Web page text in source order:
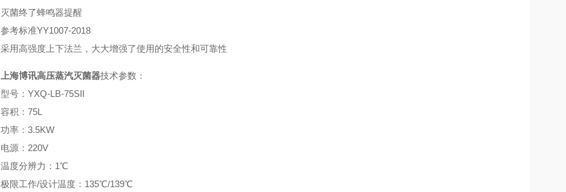
灭菌终了蜂鸣器提醒
参考标准YY1007-2018
采用高强度上下法兰，大大增强了使用的安全性和可靠性
上海博讯高压蒸汽灭菌器技术参数：
型号：YXQ-LB-75SII
容积：75L
功率：3.5KW
电源：220V
温度分辨力：1℃
极限工作/设计温度：135℃/139℃